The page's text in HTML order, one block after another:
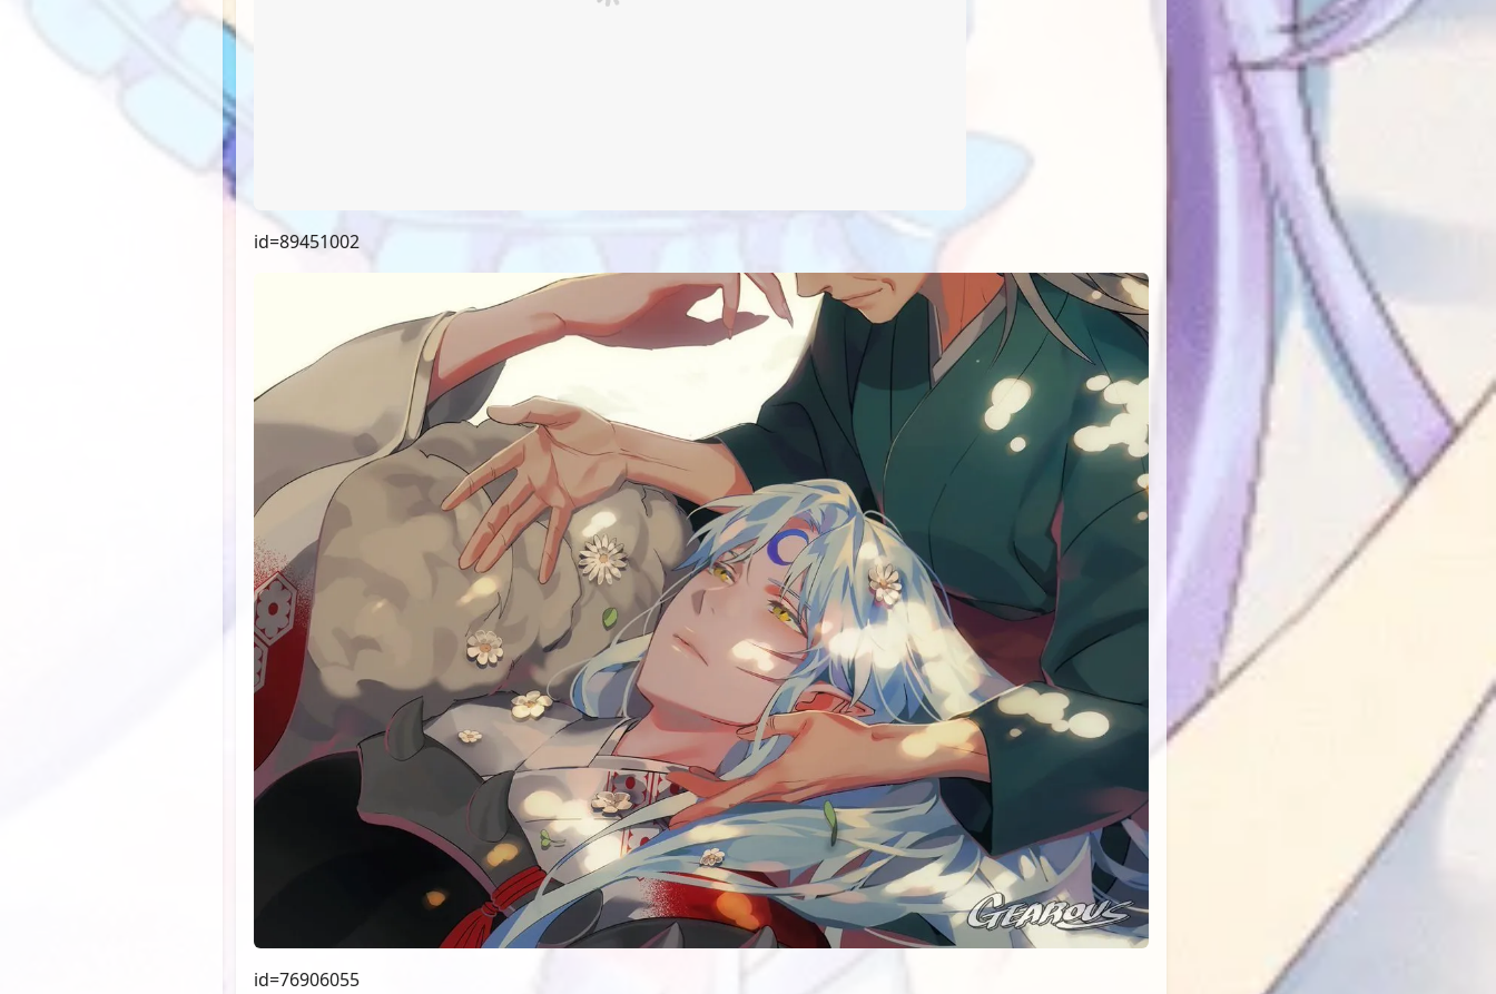
id=89451002